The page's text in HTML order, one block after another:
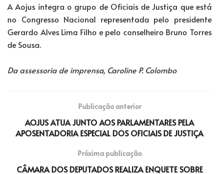
A Aojus integra o grupo de Oficiais de Justiça que está
no Congresso Nacional representada pelo presidente
Gerardo Alves Lima Filho e pelo conselheiro Bruno Torres
de Sousa.
Da assessoria de imprensa, Caroline P. Colombo
Publicação anterior
AOJUS ATUA JUNTO AOS PARLAMENTARES PELA
APOSENTADORIA ESPECIAL DOS OFICIAIS DE JUSTIÇA
Próxima publicação
CÂMARA DOS DEPUTADOS REALIZA ENQUETE SOBRE